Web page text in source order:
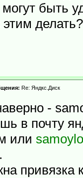
быть
этим
Re: Яндкс.Диск
-
в почту
или
привязка